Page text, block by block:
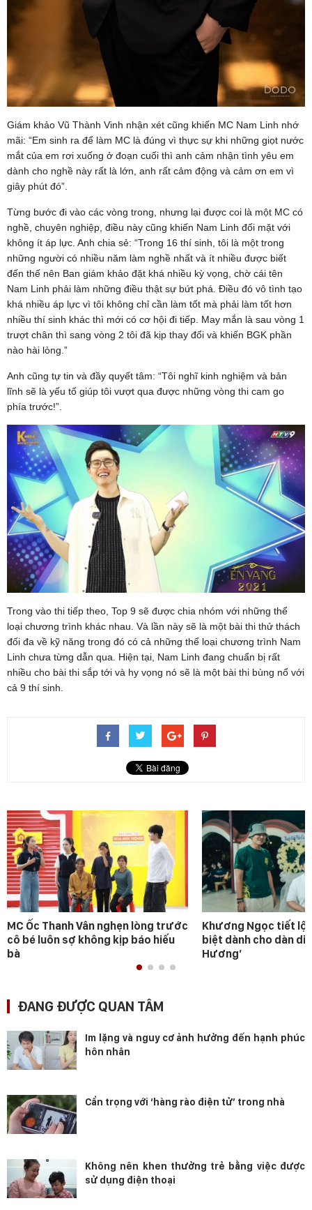
Giám khảo Vũ Thành Vinh nhận xét cũng khiến MC Nam Linh nhớ
mãi: “Em sinh ra để làm MC là đúng vì thực sự khi những giọt nước
mắt của em rơi xuống ở đoạn cuối thì anh cảm nhận tình yêu em
dành cho nghề này rất là lớn, anh rất cảm động và cảm ơn em vì
giây phút đó”.
Từng bước đi vào các vòng trong, nhưng lại được coi là một MC có
nghề, chuyên nghiệp, điều này cũng khiến Nam Linh đối mặt với
không ít áp lực. Anh chia sẻ: “Trong 16 thí sinh, tôi là một trong
những người có nhiều năm làm nghề nhất và ít nhiều được biết
đến thế nên Ban giám khảo đặt khá nhiều kỳ vọng, chờ cái tên
Nam Linh phải làm những điều thật sự bứt phá. Điều đó vô tình tạo
khá nhiều áp lực vì tôi không chỉ cần làm tốt mà phải làm tốt hơn
nhiều thí sinh khác thì mới có cơ hội đi tiếp. May mắn là sau vòng 1
trượt chân thì sang vòng 2 tôi đã kịp thay đổi và khiến BGK phần
nào hài lòng.”
Anh cũng tự tin và đầy quyết tâm: “Tôi nghĩ kinh nghiệm và bản
lĩnh sẽ là yếu tố giúp tôi vượt qua được những vòng thi cam go
phía trước!”.
Trong vào thi tiếp theo, Top 9 sẽ được chia nhóm với những thể
loại chương trình khác nhau. Và lần này sẽ là một bài thi thử thách
đối đa về kỹ năng trong đó có cả những thể loại chương trình Nam
Linh chưa từng dẫn qua. Hiện tại, Nam Linh đang chuẩn bị rất
nhiều cho bài thi sắp tới và hy vọng nó sẽ là một bài thi bùng nổ với
cả 9 thí sinh.
MC Ốc Thanh Vân nghẹn lòng trước
cô bé luôn sợ không kịp báo hiếu
bà
Khương Ngọc tiết lộ
biệt dành cho dàn
Hương’
ĐANG ĐƯỢC QUAN TÂM
Im lặng và nguy cơ ảnh hưởng đến hạnh phúc
hôn nhân
Cẩn trọng với ‘hàng rào điện tử’ trong nhà
Không nên khen thưởng trẻ bằng việc được
sử dụng điện thoại